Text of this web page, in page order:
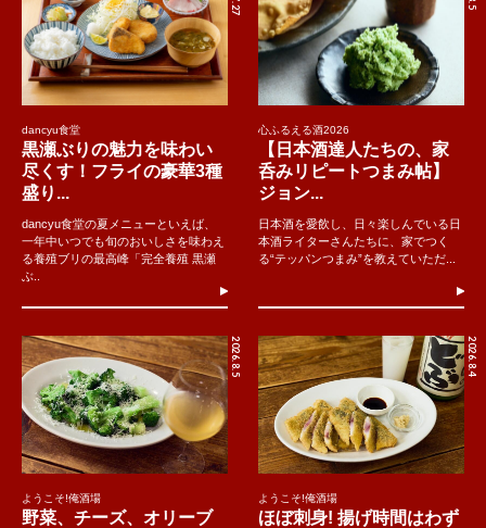
dancyu食堂
黒瀬ぶりの魅力を味わい
尽くす！フライの豪華3種
盛り...
dancyu食堂の夏メニューといえば、
一年中いつでも旬のおいしさを味わえ
る養殖ブリの最高峰「完全養殖 黒瀬
ぶ..
心ふるえる酒2026
【日本酒達人たちの、家
呑みリピートつまみ帖】
ジョン...
日本酒を愛飲し、日々楽しんでいる日
本酒ライターさんたちに、家でつく
る“テッパンつまみ”を教えていただ...
2026.8.5
ようこそ!俺酒場
野菜、チーズ、オリーブ
2026.8.4
ようこそ!俺酒場
ほぼ刺身! 揚げ時間はわず